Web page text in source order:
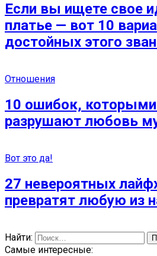
Если вы ищете свое
платье — вот 10
достойных этого
Отношения
10 ошибок,
разрушают любовь
Вот это да!
27 невероятных
превратят любую из
Найти:
Самые интересные: